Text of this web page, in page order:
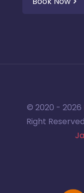
© 2020 - 2026
Right